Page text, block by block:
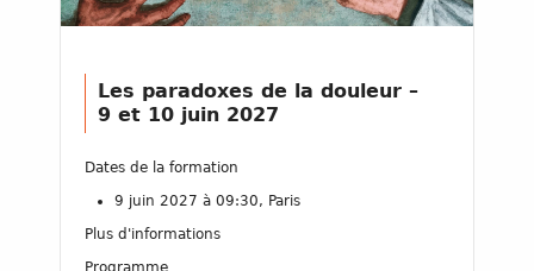
Les paradoxes de la douleur –
9 et 10 juin 2027
Dates de la formation
9 juin 2027 à 09:30, Paris
Plus d'informations
Programme